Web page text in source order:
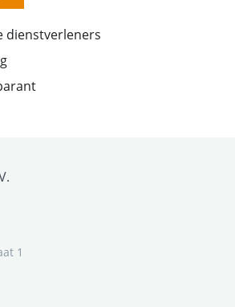
dienstverleners
1